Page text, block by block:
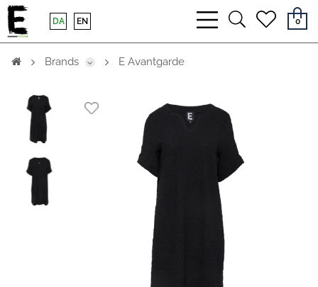
bars
light
searchheart
0
DA EN
Brands E Avantgarde